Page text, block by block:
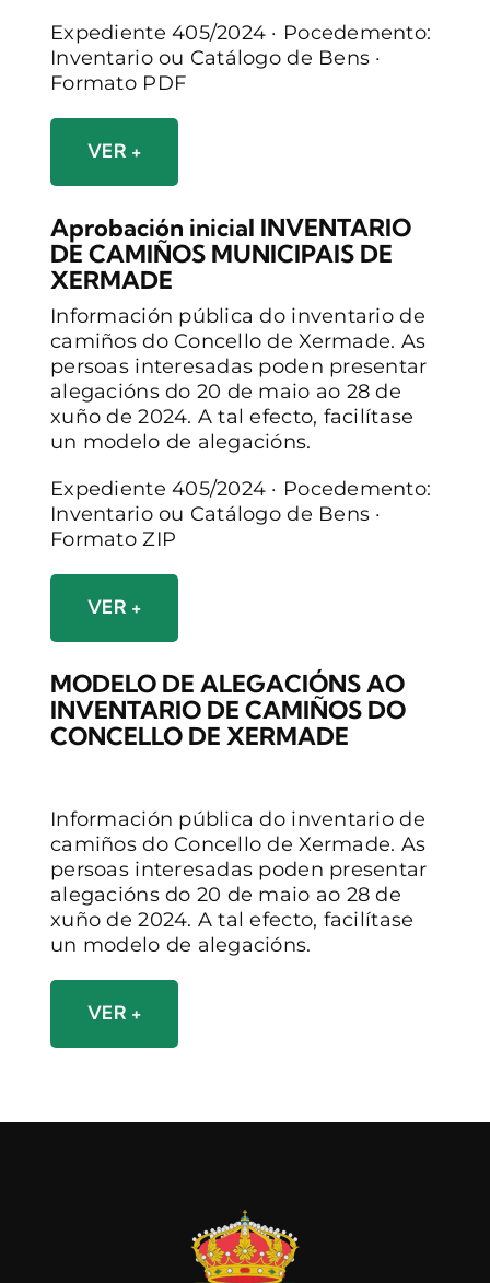
Expediente 405/2024 · Pocedemento:
Inventario ou Catálogo de Bens ·
Formato PDF
VER +
Aprobación inicial INVENTARIO
DE CAMIÑOS MUNICIPAIS DE
XERMADE
Información pública do inventario de
camiños do Concello de Xermade. As
persoas interesadas poden presentar
alegacións do 20 de maio ao 28 de
xuño de 2024. A tal efecto, facilítase
un modelo de alegacións.
Expediente 405/2024 · Pocedemento:
Inventario ou Catálogo de Bens ·
Formato ZIP
VER +
MODELO DE ALEGACIÓNS AO
INVENTARIO DE CAMIÑOS DO
CONCELLO DE XERMADE
Información pública do inventario de
camiños do Concello de Xermade. As
persoas interesadas poden presentar
alegacións do 20 de maio ao 28 de
xuño de 2024. A tal efecto, facilítase
un modelo de alegacións.
VER +